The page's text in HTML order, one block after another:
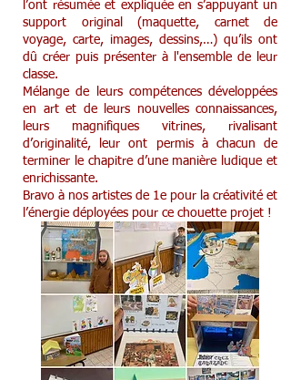
l’ont résumée et expliquée en s’appuyant un
support original (maquette, carnet de
voyage, carte, images, dessins,…) qu’ils ont
dû créer puis présenter à l'ensemble de leur
classe.
Mélange de leurs compétences développées
en art et de leurs nouvelles connaissances,
leurs magnifiques vitrines, rivalisant
d’originalité, leur ont permis à chacun de
terminer le chapitre d’une manière ludique et
enrichissante.
Bravo à nos artistes de 1e pour la créativité et
l’énergie déployées pour ce chouette projet !